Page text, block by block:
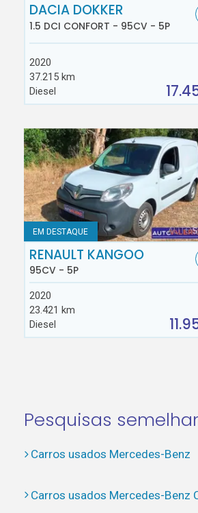
DACIA DOKKER
1.5 DCI CONFORT - 95CV - 5P
2020
37.215 km
Diesel
EM DESTAQUE
RENAULT KANGOO
95CV - 5P
2020
23.421 km
Diesel
Pesquisas
Carros usados Mercedes-Benz
Carros usados Mercedes-Benz